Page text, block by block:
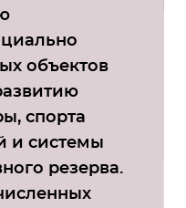
объектов
спорта
и системы
резерва.